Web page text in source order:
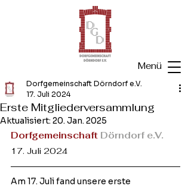
Menü
Erste Mitgliederversammlung
Dorfgemeinschaft Dörndorf e.V.
17. Juli 2024
Aktualisiert: 20. Jan. 2025
Dorfgemeinschaft Dörndorf e.V.
17. Juli 2024
Am 17. Juli fand unsere erste